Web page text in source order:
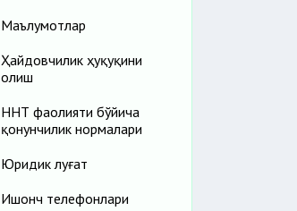
Маълумотлар
Ҳайдовчилик ҳуқуқини
олиш
ННТ фаолияти бўйича
қонунчилик нормалари
Юридик луғат
Ишонч телефонлари